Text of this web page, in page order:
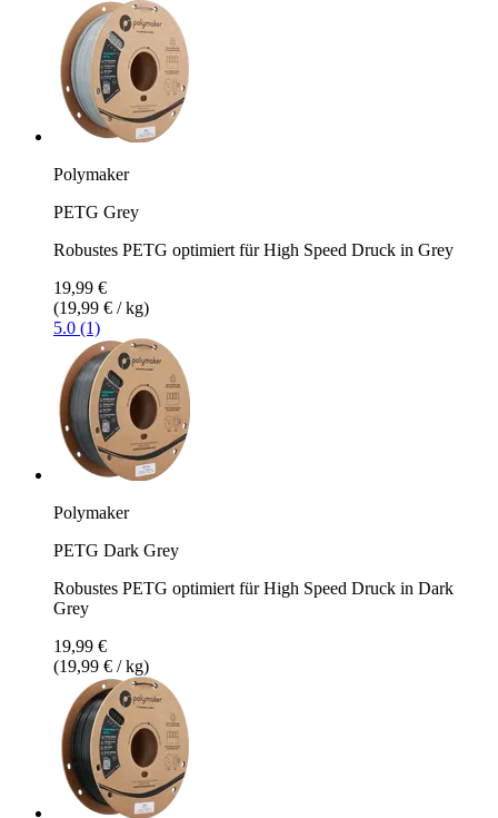
Polymaker
PETG Grey
Robustes PETG optimiert für High Speed Druck in Grey
19,99 €
(19,99 € / kg)
5.0 (1)
Polymaker
PETG Dark Grey
Robustes PETG optimiert für High Speed Druck in Dark
Grey
19,99 €
(19,99 € / kg)